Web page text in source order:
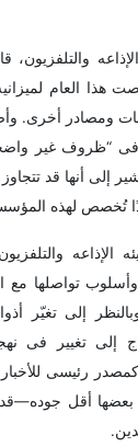
هذا العام
ومصادر أخرى.
“ظروف غیر
تُخصص لهذه
تواصلها مع
إلى تغیّر
إلى تغییر فی
کمصدر رئیسی
بعضها أقل